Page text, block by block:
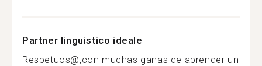
Partner linguistico ideale
Respetuos@,con muchas ganas de aprender un